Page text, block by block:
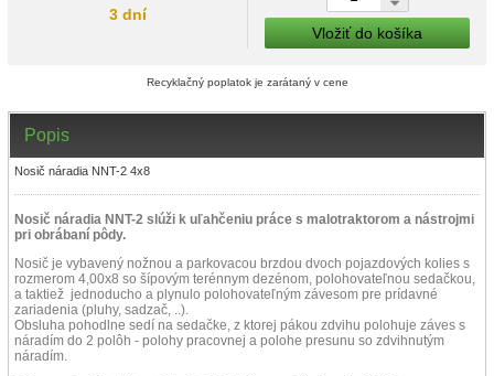
3 dní
Vložiť do košíka
Recyklačný poplatok je zarátaný v cene
Popis
Nosič náradia NNT-2 4x8
Nosič náradia NNT-2 slúži k uľahčeniu práce s malotraktorom a nástrojmi
pri obrábaní pôdy.
Nosič je vybavený nožnou a parkovacou brzdou dvoch pojazdových kolies s
rozmerom 4,00x8 so šípovým terénnym dezénom, polohovateľnou sedačkou,
a taktiež jednoducho a plynulo polohovateľným závesom pre prídavné
zariadenia (pluhy, sadzač, ..).
Obsluha pohodlne sedí na sedačke, z ktorej pákou zdvihu polohuje záves s
náradím do 2 polôh - polohy pracovnej a polohe presunu so zdvihnutým
náradím.